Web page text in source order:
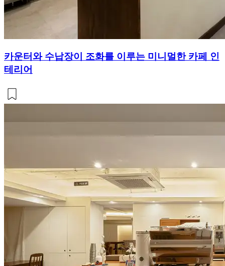
카운터와 수납장이 조화를 이루는 미니멀한 카페 인
테리어